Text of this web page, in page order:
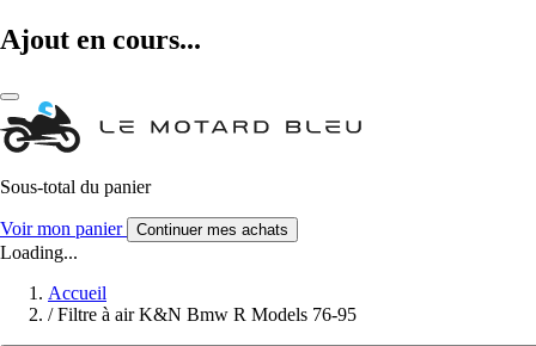
Ajout en cours...
Sous-total du panier
Voir mon panier Continuer mes achats
Loading...
Accueil
/ Filtre à air K&N Bmw R Models 76-95